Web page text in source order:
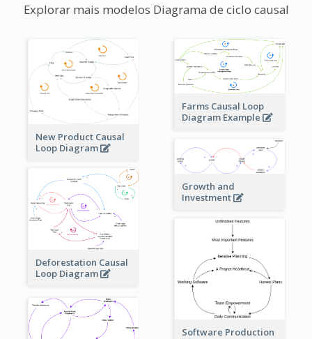
Explorar mais modelos Diagrama de ciclo causal
New Product Causal
Loop Diagram
Farms Causal Loop
Diagram Example
Growth and
Investment
Deforestation Causal
Loop Diagram
Software Production